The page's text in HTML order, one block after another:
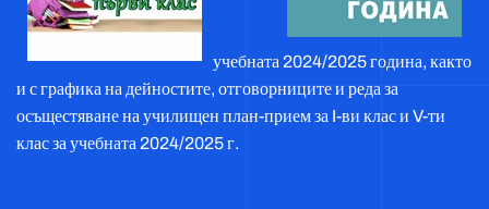
учебната 2024/2025 година, както
и с графика на дейностите, отговорниците и реда за
осъщестяване на училищен план-прием за I-ви клас и V-ти
клас за учебната 2024/2025 г.